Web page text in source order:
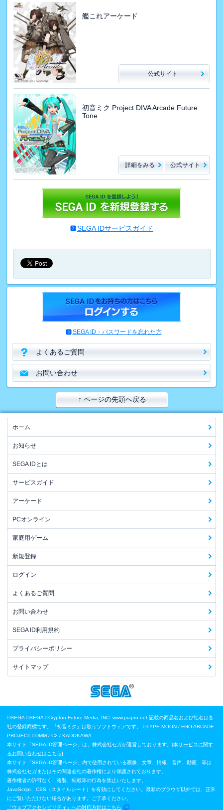
艦これアーケード
公式サイト
初音ミク Project DIVA Arcade Future
Tone
詳細をみる 公式サイト
SEGA IDサービスガイド
SEGA ID・パスワードを忘れた方
よくあるご質問
お問い合わせ
↑ ページの先頭へ戻る
ホーム
お知らせ
SEGA IDとは
サービスガイド
アーケード
PCオンライン
家庭用ゲーム
新規登録
ログイン
よくあるご質問
お問い合わせ
SEGA ID利用規約
プライバシーポリシー
サイトマップ
©SEGA ©SEGA ©Crypton Future Media, INC. www.piapro.net 記載の商品名および社名は各
社の登録商標です。『初音ミク』は歌うソフトウェアです。
©TYPE-MOON / FGO ARCADE
PROJECT ©DMM / C2 / KADOKAWA
本サイト「SEGA ID管理ページ」は、株式会社セガが運営しております。[本サービスに関す
るお問い合わせはこちら]
本サイト「SEGA ID管理ページ」内で使用されている画像、文章、情報、音声、動画、等は
株式会社セガまたはその関連会社の著作権により保護されております。
著作権者の許可なく、複製、転載等の行為を禁止いたします。
JavaScript、CSS（スタイルシート）を有効にしてください。最新のブラウザ以外では、正常
にご覧いただけない場合があります。ご了承ください。
「ウェブアクセシビリティ」への対応方針はこちら